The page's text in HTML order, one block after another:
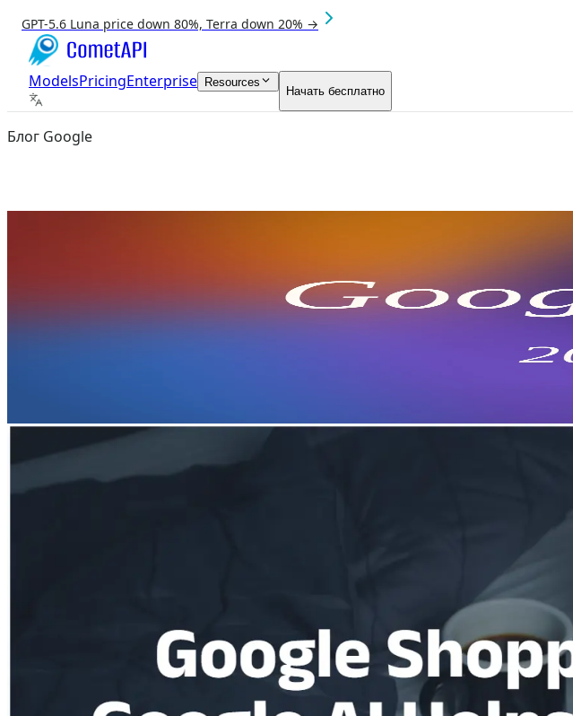
GPT-5.6 Luna price down 80%, Terra down 20% →
ModelsPricingEnterprise Resources
Начать бесплатно
Блог Google
Обзор Google I/O 2026: Рассвет агентного ИИ,
Обзор Google I/O 2026: подробный обзор Google I/O 2026, включающий